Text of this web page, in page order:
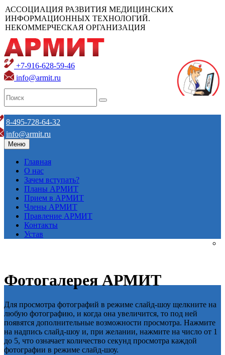
АССОЦИАЦИЯ РАЗВИТИЯ МЕДИЦИНСКИХ
ИНФОРМАЦИОННЫХ ТЕХНОЛОГИЙ.
НЕКОММЕРЧЕСКАЯ ОРГАНИЗАЦИЯ
+7-916-628-59-46
info@armit.ru
8-495-728-64-32
info@armit.ru
Меню
Главная
О нас
Зачем вступать?
Планы АРМИТ
Прием в АРМИТ
Члены АРМИТ
Правление АРМИТ
Контакты
Устав
Фотогалерея АРМИТ
Для просмотра фотографий в режиме слайд-шоу щелкните на
любую фотографию, и когда она увеличится, то под ней
появятся дополнительные возможности просмотра. Нажмите
на надпись слайд-шоу и, при желании, нажмите на число от 1
до 5, что означает количество секунд просмотра каждой
фотографии в режиме слайд-шоу.